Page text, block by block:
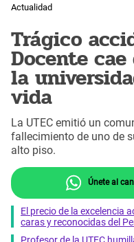
Actualidad
Trágico
Docente
la
vida
La UTEC emitió un
fallecimiento de uno de
alto piso.
Únete al
El precio de la excelencia
caras y reconocidas del
Profesor de la UTEC